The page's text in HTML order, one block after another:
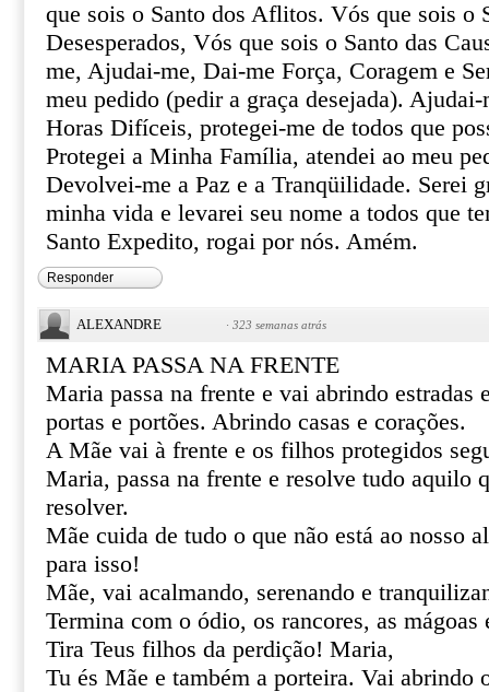
que sois o Santo dos Aflitos. Vós que sois o
Desesperados, Vós que sois o Santo das
me, Ajudai-me, Dai-me Força, Coragem e
meu pedido (pedir a graça desejada). Ajudai-
Horas Difíceis, protegei-me de todos que
Protegei a Minha Família, atendei ao meu
Devolvei-me a Paz e a Tranqüilidade. Serei
minha vida e levarei seu nome a todos que
Santo Expedito, rogai por nós. Amém.
Responder
ALEXANDRE · 323 semanas atrás
MARIA PASSA NA FRENTE
Maria passa na frente e vai abrindo estradas
portas e portões. Abrindo casas e corações.
A Mãe vai à frente e os filhos protegidos
Maria, passa na frente e resolve tudo aquilo
resolver.
Mãe cuida de tudo o que não está ao nosso
para isso!
Mãe, vai acalmando, serenando e
Termina com o ódio, os rancores, as mágoas
Tira Teus filhos da perdição! Maria,
Tu és Mãe e também a porteira. Vai abrindo